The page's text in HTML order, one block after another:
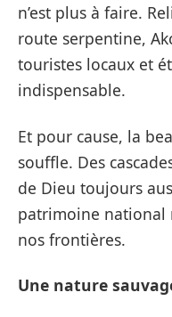
n’est plus à faire.
route serpentine,
touristes locaux et
indispensable.
Et pour cause, la
souffle. Des
de Dieu toujours
patrimoine national
nos frontières.
Une nature